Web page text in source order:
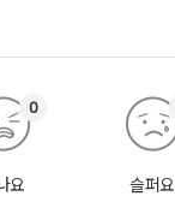
요
0
슬퍼요